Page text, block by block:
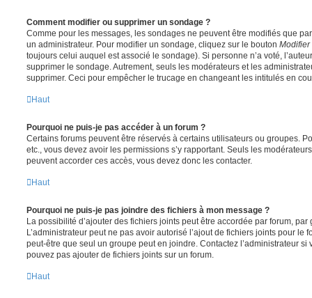
Comment modifier ou supprimer un sondage ?
Comme pour les messages, les sondages ne peuvent être modifiés que
un administrateur. Pour modifier un sondage, cliquez sur le bouton Modifier
toujours celui auquel est associé le sondage). Si personne n’a voté,
supprimer le sondage. Autrement, seuls les modérateurs et les
supprimer. Ceci pour empêcher le trucage en changeant les intitulés en
Haut
Pourquoi ne puis-je pas accéder à un forum ?
Certains forums peuvent être réservés à certains utilisateurs ou groupes.
etc., vous devez avoir les permissions s’y rapportant. Seuls les
peuvent accorder ces accès, vous devez donc les contacter.
Haut
Pourquoi ne puis-je pas joindre des fichiers à mon message ?
La possibilité d’ajouter des fichiers joints peut être accordée par forum, par
L’administrateur peut ne pas avoir autorisé l’ajout de fichiers joints pour le
peut-être que seul un groupe peut en joindre. Contactez l’administrateur
pouvez pas ajouter de fichiers joints sur un forum.
Haut